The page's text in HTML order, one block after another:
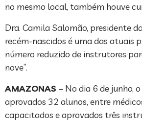
no mesmo local, também houve
Dra. Camila Salomão, presidente
recém-nascidos é uma das atuais
número reduzido de instrutores
nove”.
AMAZONAS – No dia 6 de junho,
aprovados 32 alunos, entre
capacitados e aprovados três